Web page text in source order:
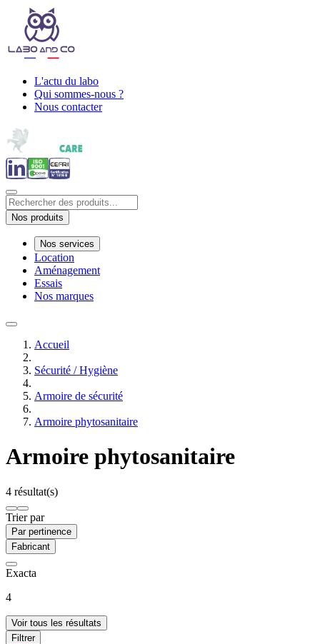
L'actu du labo
Qui sommes-nous ?
Nous contacter
Nos produits
Nos services
Location
Aménagement
Essais
Nos marques
Accueil
Sécurité / Hygiène
Armoire de sécurité
Armoire phytosanitaire
Armoire phytosanitaire
4 résultat(s)
Trier par
Par pertinence
Fabricant
Exacta
4
Voir tous les résultats
Filtrer